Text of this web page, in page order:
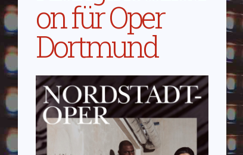
on für Oper
Dortmund